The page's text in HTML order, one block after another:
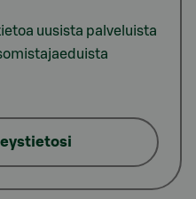
uusista palveluista